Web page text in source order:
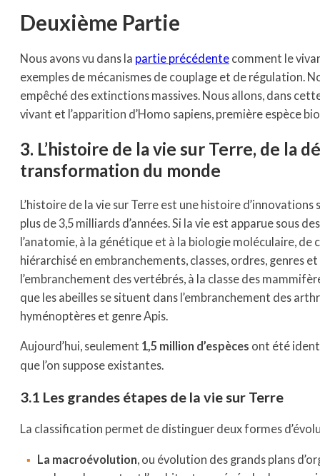
Deuxième Partie
Nous avons vu dans la partie précédente comment le
exemples de mécanismes de couplage et de régulation.
empêché des extinctions massives. Nous allons, dans
vivant et l’apparition d’Homo sapiens, première espèce
3. L’histoire de la vie sur Terre, de la
transformation du monde
L’histoire de la vie sur Terre est une histoire d’innovations
plus de 3,5 milliards d’années. Si la vie est apparue sous
l’anatomie, à la génétique et à la biologie moléculaire,
hiérarchisé en embranchements, classes, ordres, genres
l’embranchement des vertébrés, à la classe des
que les abeilles se situent dans l’embranchement des
hyménoptères et genre Apis.
Aujourd’hui, seulement 1,5 million d’espèces ont été
que l’on suppose existantes.
3.1 Les grandes étapes de la vie sur Terre
La classification permet de distinguer deux formes
La macroévolution , ou évolution des grands plans